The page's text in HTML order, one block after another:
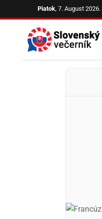
to
Piatok, 7. August 2026.